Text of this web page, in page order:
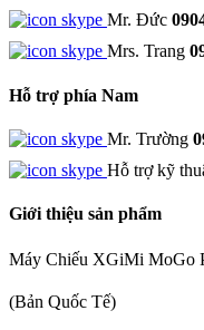
Mr. Đức
Mrs. Trang
Hỗ trợ phía Nam
Mr. Trường
Hỗ trợ kỹ
Giới thiệu sản phẩm
Máy Chiếu XGiMi MoGo
(Bản Quốc Tế)